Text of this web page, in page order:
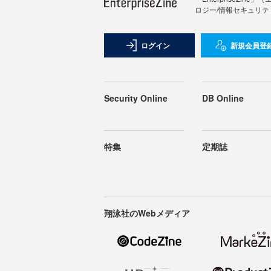
ロジー/情報セキュリ
ログイン 新規会員登
Security Online DB Online
特集 定期誌
翔泳社のWebメディア